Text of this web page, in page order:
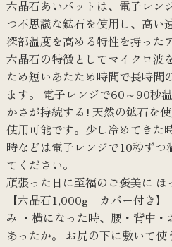
六晶石あいパットは、電子レン
つ不思議な鉱石を使用し、高い
深部温度を高める特性を持った
六晶石の特徴としてマイクロ波
ため短いあたため時間で長時間
ます。 電子レンジで60～90秒
かさが持続する! 天然の鉱石を
使用可能です。少し冷めてきた
時などは電子レンジで10秒ずつ
てください。
頑張った日に至福のご褒美に ほ
【六晶石1,000g カバー付き】
み ・横になった時、腰・背中
あったか。 お尻の下に敷いて